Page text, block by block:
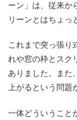
ーン」は、従来か
リーンとはちょっ
これまで突っ張り
れや窓の枠とスク
ありました。また
上がるという問題
一体どういうこと